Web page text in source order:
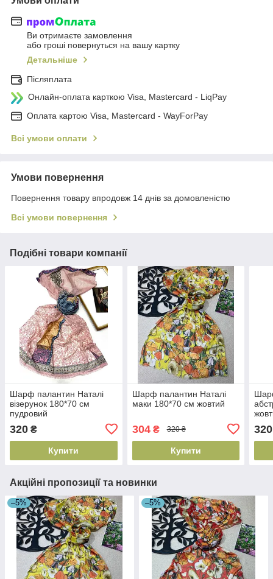
Ви отримаєте замовлення
або гроші повернуться на вашу картку
Детальніше
Післяплата
Онлайн-оплата карткою Visa, Mastercard - LiqPay
Оплата картою Visa, Mastercard - WayForPay
Всі умови оплати
Умови повернення
Повернення товару впродовж 14 днів за домовленістю
Всі умови повернення
Подібні товари компанії
Шарф палантин Наталі
візерунок 180*70 см
пудровий
320 ₴
Купити
Шарф палантин Наталі
маки 180*70 см жовтий
304₴ 320 ₴
Купити
320
Акційні пропозиції та новинки
–5% –5%